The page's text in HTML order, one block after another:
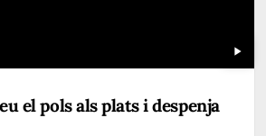
play_arrow
el pols als plats i despenja